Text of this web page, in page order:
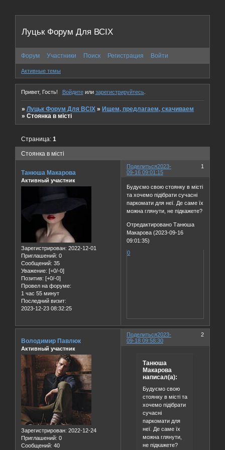
Луцьк Форум Для ВСІХ
Форум Участники Поиск Регистрация Войти
Активные темы
Привет, Гость! Войдитеили зарегистрируйтесь.
»Луцьк Форум Для ВСІХ »Ищем, предлагаем, скачиваем
»Стоянка в місті
Стоянка в місті
Страница:1
Поделиться 1
2023-
09-16 09:01:15
Танюша Макарова
Активный участник
Зарегистрирован: 2022-12-01
Приглашений: 0
Сообщений: 35
Уважение: [+0/-0]
Позитив: [+0/-0]
Провел на форуме:
1 час 55 минут
Последний визит:
2023-12-23 08:32:25
Будуємо свою стоянку в місті
та хочемо підібрати сучасні
паркомати для неї. Де саме їх
можна глянути, не підкажете?
Отредактировано Танюша
Макарова (2023-09-16
09:01:35)
0
Поделиться 2
2023-
09-18 09:58:30
Володимир Павлюк
Активный участник
Зарегистрирован: 2022-12-24
Приглашений: 0
Сообщений: 40
Танюша
Макарова
написал(а):
Будуємо свою
стоянку в місті та
хочемо підібрати
сучасні
паркомати для
неї. Де саме їх
можна глянути,
не підкажете?